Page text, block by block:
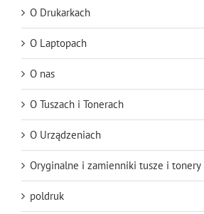
O Drukarkach
O Laptopach
O nas
O Tuszach i Tonerach
O Urządzeniach
Oryginalne i zamienniki tusze i tonery
poldruk